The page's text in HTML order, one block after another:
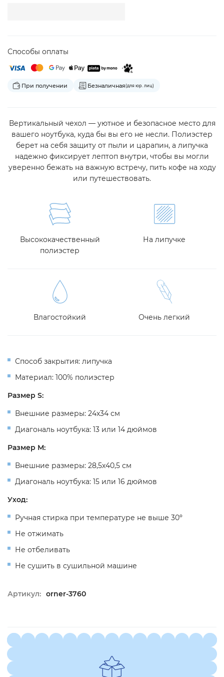
Способы оплаты
При получении Безналичная(для юр. лиц)
Вертикальный чехол — уютное и безопасное место для
вашего ноутбука, куда бы вы его не несли. Полиэстер
берет на себя защиту от пыли и царапин, а липучка
надежно фиксирует лептоп внутри, чтобы вы могли
уверенно бежать на важную встречу, пить кофе на ходу
или путешествовать.
Высококачественный
полиэстер
На липучке
Влагостойкий Очень легкий
Способ закрытия: липучка
Материал: 100% полиэстер
Размер S:
Внешние размеры: 24х34 см
Диагональ ноутбука: 13 или 14 дюймов
Размер М:
Внешние размеры: 28,5х40,5 см
Диагональ ноутбука: 15 или 16 дюймов
Уход:
Ручная стирка при температуре не выше 30º
Не отжимать
Не отбеливать
Не сушить в сушильной машине
Артикул: orner-3760